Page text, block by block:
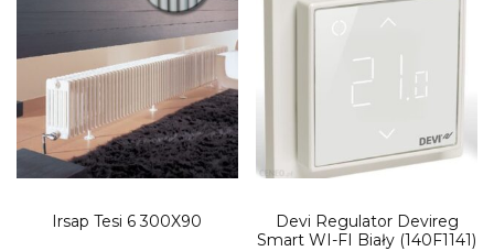
Irsap Tesi 6 300X90
Devi Regulator Devireg
Smart WI-FI Biały (140F1141)